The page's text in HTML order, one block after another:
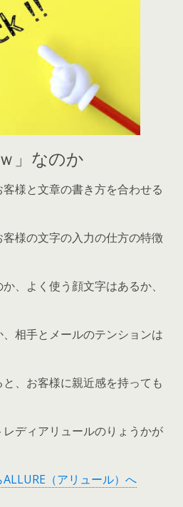
」なのか
様と文章の書き方を合わせる
様の文字の入力の仕方の特徴
、よく使う顔文字はあるか、
相手とメールのテンションは
、お客様に親近感を持っても
ディアリュールのりょうかが
（アリュール）へ